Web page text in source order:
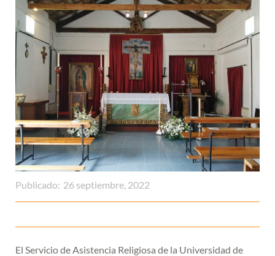
Publicado: 26 septiembre, 2022
El Servicio de Asistencia Religiosa de la Universidad de